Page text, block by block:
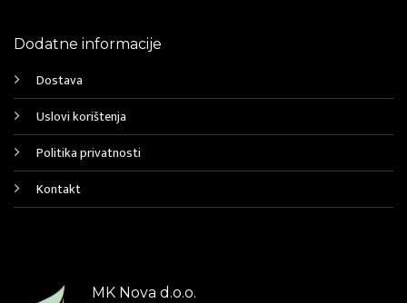
Dodatne informacije
Dostava
Uslovi korištenja
Politika privatnosti
Kontakt
MK Nova d.o.o.